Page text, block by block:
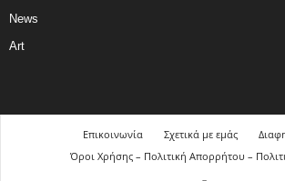
News
Art
Επικοινωνία Σχετικά με εμάς
Όροι Χρήσης – Πολιτική Απορρήτου –